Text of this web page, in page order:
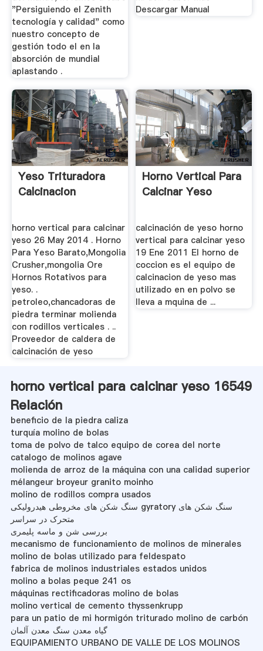
"Persiguiendo el Zenith
tecnología y calidad" como
nuestro concepto de
gestión todo el en la
absorción de mundial
aplastando .
Descargar Manual
Yeso Trituradora
Calcinacion
horno vertical para calcinar
yeso 26 May 2014 . Horno
Para Yeso Barato,Mongolia
Crusher,mongolia Ore
Hornos Rotativos para
yeso. .
petroleo,chancadoras de
piedra terminar molienda
con rodillos verticales . ..
Proveedor de caldera de
calcinación de yeso
Horno Vertical Para
Calcinar Yeso
calcinación de yeso horno
vertical para calcinar yeso
19 Ene 2011 El horno de
coccion es el equipo de
calcinacion de yeso mas
utilizado en en polvo se
lleva a mquina de ...
horno vertical para calcinar yeso 16549
Relación
beneficio de la piedra caliza
turquía molino de bolas
toma de polvo de talco equipo de corea del norte
catalogo de molinos agave
molienda de arroz de la máquina con una calidad superior
mélangeur broyeur granito moinho
molino de rodillos compra usados
سنگ شکن های مخروطی هیدرولیکی gyratory سنگ شکن های
متحرک در سراسر
بررسی شن و ماسه پلیمری
mecanismo de funcionamiento de molinos de minerales
molino de bolas utilizado para feldespato
fabrica de molinos industriales estados unidos
molino a bolas peque 241 os
máquinas rectificadoras molino de bolas
molino vertical de cemento thyssenkrupp
para un patio de mi hormigón triturado molino de carbón
گیاه معدن سنگ معدن آلمان
EQUIPAMIENTO URBANO DE VALLE DE LOS MOLINOS